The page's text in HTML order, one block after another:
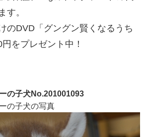
す。
のDVD「グングン賢くなるうち
をプレゼント中！
の子犬No.201001093
の子犬の写真